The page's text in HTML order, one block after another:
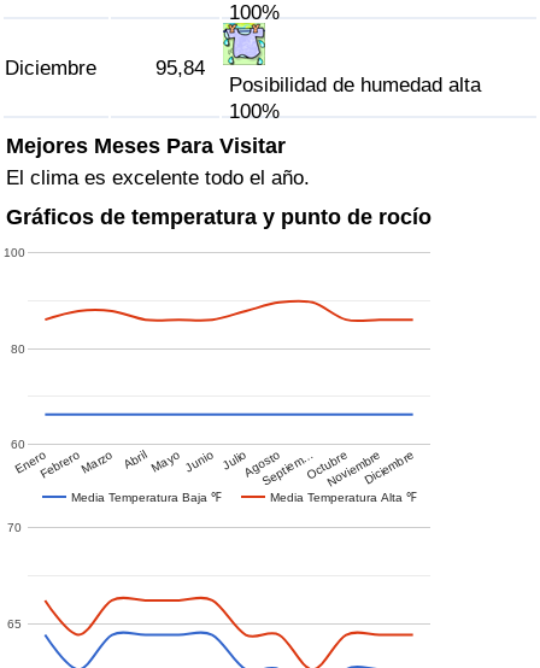
100%
Diciembre 95,84
Posibilidad de humedad alta
100%
Mejores Meses Para Visitar
El clima es excelente todo el año.
Gráficos de temperatura y punto de rocío
Media Temperatura Baja ℉ Media Temperatura Alta ℉
EneroFebreroMarzo AbrilMayo Junio JulioAgosto
Septiem…OctubreNoviembreDiciembre
60
80
100
65
70